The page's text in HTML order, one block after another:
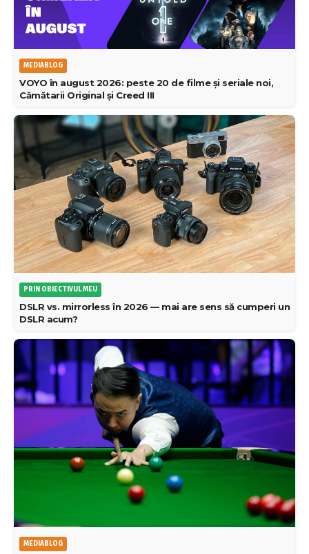
MEDIABLOG
VOYO în august 2026: peste 20 de filme și seriale noi,
Cămătarii Original și Creed III
PRIN OBIECTIVUL MEU
DSLR vs. mirrorless în 2026 — mai are sens să cumperi un
DSLR acum?
MEDIABLOG